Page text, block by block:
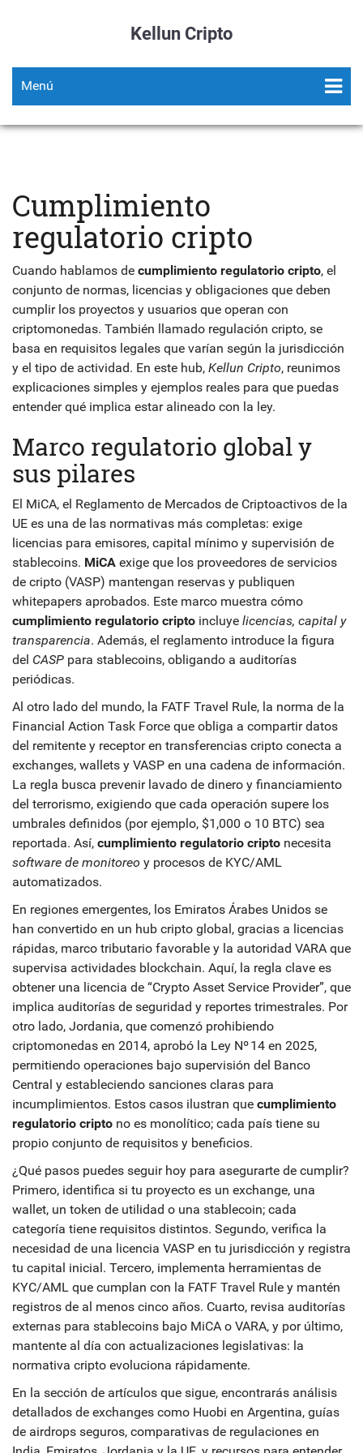
Kellun Cripto
Menú
Cumplimiento
regulatorio cripto
Cuando hablamos de cumplimiento regulatorio cripto, el
conjunto de normas, licencias y obligaciones que deben
cumplir los proyectos y usuarios que operan con
criptomonedas. También llamado regulación cripto, se
basa en requisitos legales que varían según la jurisdicción
y el tipo de actividad. En este hub, Kellun Cripto, reunimos
explicaciones simples y ejemplos reales para que puedas
entender qué implica estar alineado con la ley.
Marco regulatorio global y
sus pilares
El MiCA, el Reglamento de Mercados de Criptoactivos de la
UE es una de las normativas más completas: exige
licencias para emisores, capital mínimo y supervisión de
stablecoins. MiCA exige que los proveedores de servicios
de cripto (VASP) mantengan reservas y publiquen
whitepapers aprobados. Este marco muestra cómo
cumplimiento regulatorio cripto incluye licencias, capital y
transparencia. Además, el reglamento introduce la figura
del CASP para stablecoins, obligando a auditorías
periódicas.
Al otro lado del mundo, la FATF Travel Rule, la norma de la
Financial Action Task Force que obliga a compartir datos
del remitente y receptor en transferencias cripto conecta a
exchanges, wallets y VASP en una cadena de información.
La regla busca prevenir lavado de dinero y financiamiento
del terrorismo, exigiendo que cada operación supere los
umbrales definidos (por ejemplo, $1,000 o 10 BTC) sea
reportada. Así, cumplimiento regulatorio cripto necesita
software de monitoreo y procesos de KYC/AML
automatizados.
En regiones emergentes, los Emiratos Árabes Unidos se
han convertido en un hub cripto global, gracias a licencias
rápidas, marco tributario favorable y la autoridad VARA que
supervisa actividades blockchain. Aquí, la regla clave es
obtener una licencia de “Crypto Asset Service Provider”, que
implica auditorías de seguridad y reportes trimestrales. Por
otro lado, Jordania, que comenzó prohibiendo
criptomonedas en 2014, aprobó la Ley Nº 14 en 2025,
permitiendo operaciones bajo supervisión del Banco
Central y estableciendo sanciones claras para
incumplimientos. Estos casos ilustran que cumplimiento
regulatorio cripto no es monolítico; cada país tiene su
propio conjunto de requisitos y beneficios.
¿Qué pasos puedes seguir hoy para asegurarte de cumplir?
Primero, identifica si tu proyecto es un exchange, una
wallet, un token de utilidad o una stablecoin; cada
categoría tiene requisitos distintos. Segundo, verifica la
necesidad de una licencia VASP en tu jurisdicción y registra
tu capital inicial. Tercero, implementa herramientas de
KYC/AML que cumplan con la FATF Travel Rule y mantén
registros de al menos cinco años. Cuarto, revisa auditorías
externas para stablecoins bajo MiCA o VARA, y por último,
mantente al día con actualizaciones legislativas: la
normativa cripto evoluciona rápidamente.
En la sección de artículos que sigue, encontrarás análisis
detallados de exchanges como Huobi en Argentina, guías
de airdrops seguros, comparativas de regulaciones en